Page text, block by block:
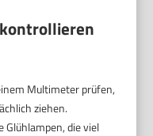
Multimeter prüfen,
ziehen.
die viel